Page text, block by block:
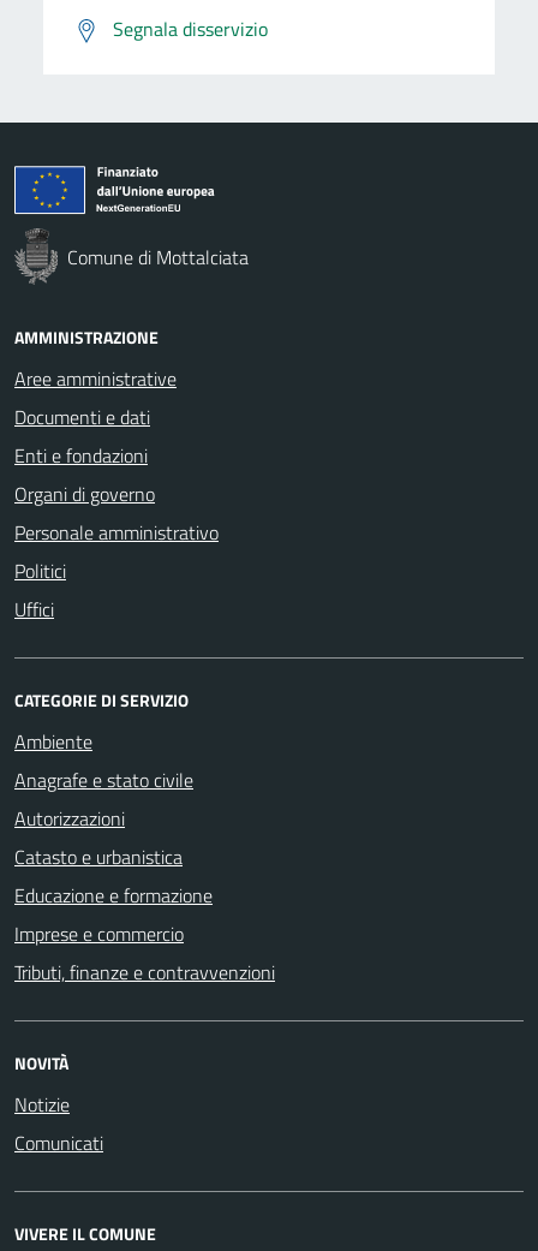
Segnala disservizio
Comune di Mottalciata
AMMINISTRAZIONE
Aree amministrative
Documenti e dati
Enti e fondazioni
Organi di governo
Personale amministrativo
Politici
Uffici
CATEGORIE DI SERVIZIO
Ambiente
Anagrafe e stato civile
Autorizzazioni
Catasto e urbanistica
Educazione e formazione
Imprese e commercio
Tributi, finanze e contravvenzioni
NOVITÀ
Notizie
Comunicati
VIVERE IL COMUNE